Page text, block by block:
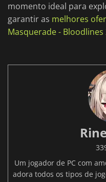
momento ideal para
garantir as melhores
Masquerade - Bloodlines
Um jogador de PC com
adora todos os tipos de